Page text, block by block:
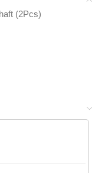
(2Pcs)